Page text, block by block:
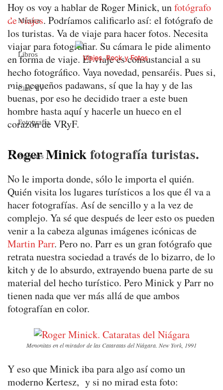
Música
Libros
Cine TV
Fotografía
Apuntes
Hoy os voy a hablar de Roger Minick, unfotógrafo
de viajes. Podríamos calificarlo así: el fotógrafo de
los turistas. Va de viaje para hacer fotos. Necesita
viajar para fotografiar. Su cámara le pide alimento
en forma de viaje. El viaje es consustancial a su
hecho fotográfico. Vaya novedad, pensaréis. Pues si,
mis pequeños padawans, sí que la hay y de las
buenas, por eso he decidido traer a este buen
hombre hasta aquí y hacerle un hueco en el
corazón de VRyF.
Roger Minickfotografía turistas.
No le importa donde, sólo le importa el quién.
Quién visita los lugares turísticos a los que él va a
hacer fotografías. Así de sencillo y a la vez de
complejo. Ya sé que después de leer esto os pueden
venir a la cabeza algunas imágenes icónicas de
Martin Parr. Pero no. Parr es un gran fotógrafo que
retrata nuestra sociedad a través de lo bizarro, de lo
kitch y de lo absurdo, extrayendo buena parte de su
material del hecho turístico. Pero Minick y Parr no
tienen nada que ver más allá de que ambos
fotografían en color.
Menonitas en el mirador de las Cataratas del Niágara. New York, 1991
Y eso que Minick iba para algo así como un
moderno Kertesz, y si no mirad esta foto: